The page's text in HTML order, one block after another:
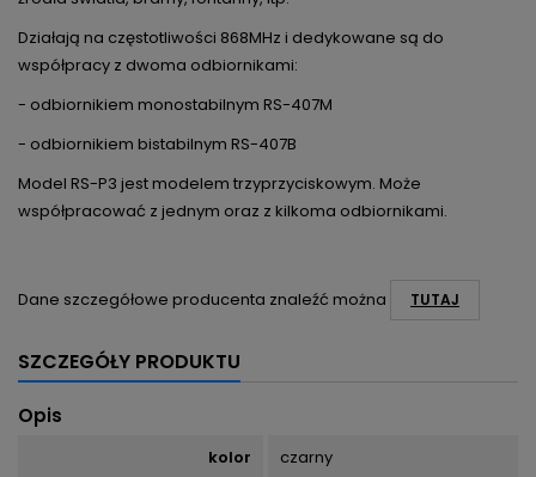
Działają na częstotliwości 868MHz i dedykowane są do
współpracy z dwoma odbiornikami:
- odbiornikiem monostabilnym RS-407M
- odbiornikiem bistabilnym RS-407B
Model RS-P3 jest modelem trzyprzyciskowym. Może
współpracować z jednym oraz z kilkoma odbiornikami.
Dane szczegółowe producenta znaleźć można TUTAJ
SZCZEGÓŁY PRODUKTU
Opis
kolor czarny